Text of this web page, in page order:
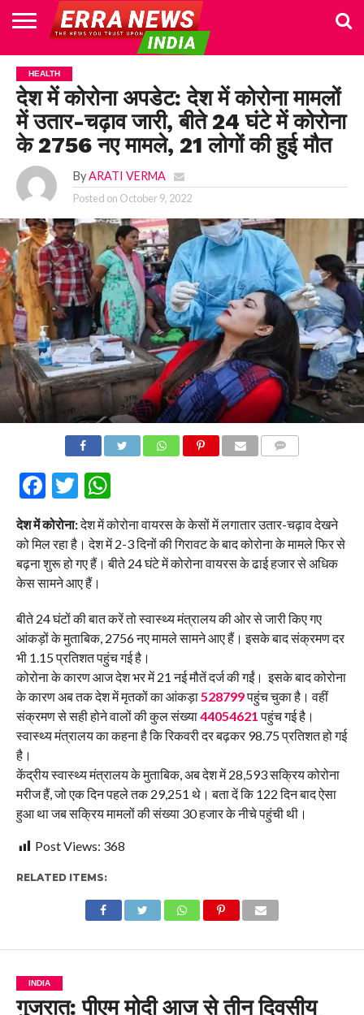
HOME
POLITICS
NEWS
BUSINESS
CULTURE
NATIONAL
SPORTS
LIFESTYLE
TRAVEL
OPINION
BREAKING
NEWS
ENTERTAINMENT
WORLD
CRIME
JOIN
US
HEALTH
देश में कोरोना अपडेट: देश में कोरोना मामलों
में उतार-चढ़ाव जारी, बीते 24 घंटे में कोरोना
के 2756 नए मामले, 21 लोगों की हुई मौत
By ARATI VERMA
Posted on October 9, 2022
Facebook
Twitter
WhatsApp
देश में कोरोना:देश में कोरोना वायरस के केसों में लगातार उतार-चढ़ाव देखने
को मिल रहा है। देश में 2-3 दिनों की गिरावट के बाद कोरोना के मामले फिर से
बढ़ना शुरू हो गए हैं। बीते 24 घंटे में कोरोना वायरस के ढाई हजार से अधिक
केस सामने आए हैं।
बीते 24 घंटों की बात करें तो स्वास्थ्य मंत्रालय की ओर से जारी किए गए
आंकड़ों के मुताबिक, 2756 नए मामले सामने आए हैं। इसके बाद संक्रमण दर
भी 1.15 प्रतिशत पहुंच गई है।
कोरोना के कारण आज देश भर में 21 नई मौतें दर्ज की गईं। इसके बाद कोरोना
के कारण अब तक देश में मृतकों का आंकड़ा 528799पहुंच चुका है। वहीं
संक्रमण से सही होने वालों की कुल संख्या44054621 पहुंच गई है।
स्वास्थ्य मंत्रालय का कहना है कि रिकवरी दर बढ़कर 98.75 प्रतिशत हो गई
है।
केंद्रीय स्वास्थ्य मंत्रालय के मुताबिक, अब देश में 28,593 सक्रिय कोरोना
मरीज हैं, जो एक दिन पहले तक 29,251 थे। बता दें कि 122 दिन बाद ऐसा
हुआ था जब सक्रिय मामलों की संख्या 30 हजार के नीचे पहुंची थी।
Post Views: 368
RELATED ITEMS:
INDIA
गुजरात: पीएम मोदी आज से तीन दिवसीय